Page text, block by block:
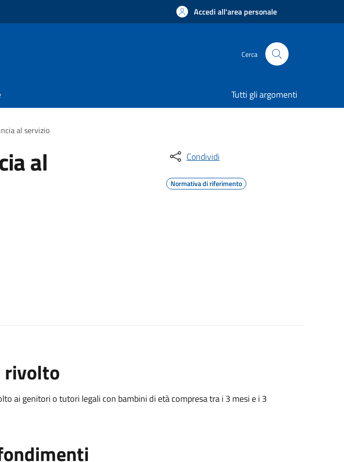
Accedi all'area personale
Cerca
Tutti gli argomenti
al servizio
al Condividi
Normativa di riferimento
rivolto
ai genitori o tutori legali con bambini di età compresa tra i 3 mesi e i 3